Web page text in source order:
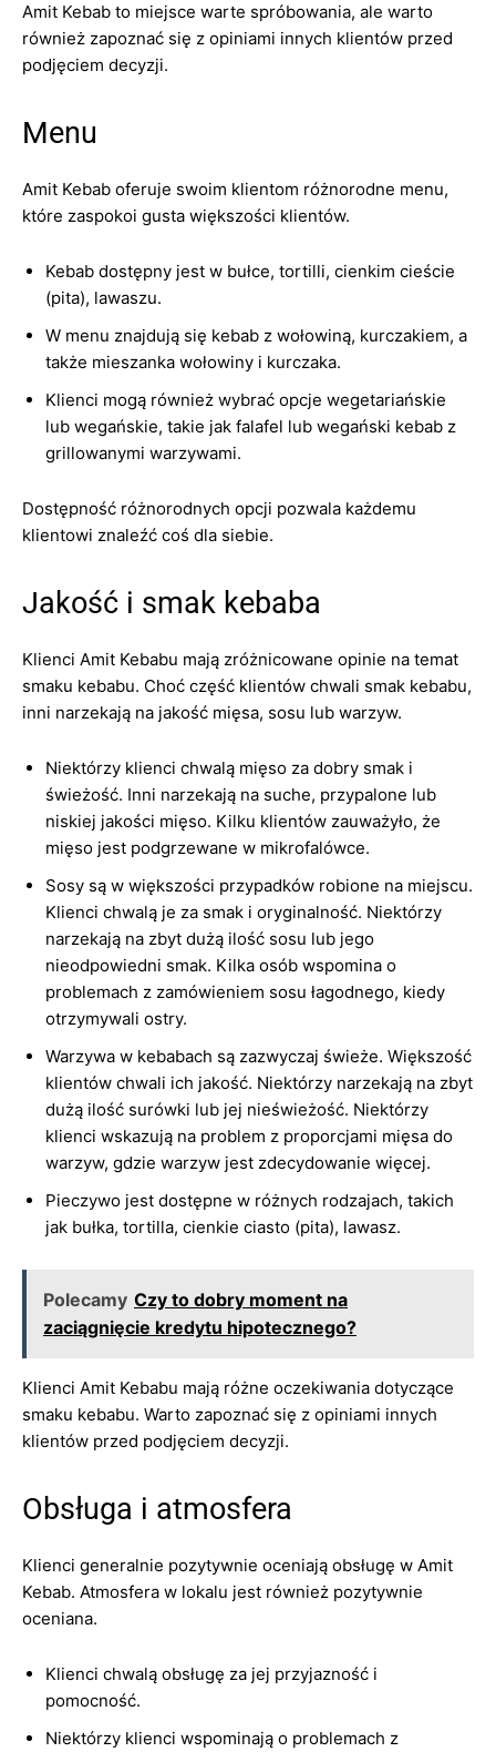
Amit Kebab to miejsce warte spróbowania, ale warto
również zapoznać się z opiniami innych klientów przed
podjęciem decyzji.
Menu
Amit Kebab oferuje swoim klientom różnorodne menu,
które zaspokoi gusta większości klientów.
Kebab dostępny jest w bułce, tortilli, cienkim cieście
(pita), lawaszu.
W menu znajdują się kebab z wołowiną, kurczakiem, a
także mieszanka wołowiny i kurczaka.
Klienci mogą również wybrać opcje wegetariańskie
lub wegańskie, takie jak falafel lub wegański kebab z
grillowanymi warzywami.
Dostępność różnorodnych opcji pozwala każdemu
klientowi znaleźć coś dla siebie.
Jakość i smak kebaba
Klienci Amit Kebabu mają zróżnicowane opinie na temat
smaku kebabu. Choć część klientów chwali smak kebabu,
inni narzekają na jakość mięsa, sosu lub warzyw.
Niektórzy klienci chwalą mięso za dobry smak i
świeżość. Inni narzekają na suche, przypalone lub
niskiej jakości mięso. Kilku klientów zauważyło, że
mięso jest podgrzewane w mikrofalówce.
Sosy są w większości przypadków robione na miejscu.
Klienci chwalą je za smak i oryginalność. Niektórzy
narzekają na zbyt dużą ilość sosu lub jego
nieodpowiedni smak. Kilka osób wspomina o
problemach z zamówieniem sosu łagodnego, kiedy
otrzymywali ostry.
Warzywa w kebabach są zazwyczaj świeże. Większość
klientów chwali ich jakość. Niektórzy narzekają na zbyt
dużą ilość surówki lub jej nieświeżość. Niektórzy
klienci wskazują na problem z proporcjami mięsa do
warzyw, gdzie warzyw jest zdecydowanie więcej.
Pieczywo jest dostępne w różnych rodzajach, takich
jak bułka, tortilla, cienkie ciasto (pita), lawasz.
Polecamy Czy to dobry moment na
zaciągnięcie kredytu hipotecznego?
Klienci Amit Kebabu mają różne oczekiwania dotyczące
smaku kebabu. Warto zapoznać się z opiniami innych
klientów przed podjęciem decyzji.
Obsługa i atmosfera
Klienci generalnie pozytywnie oceniają obsługę w Amit
Kebab. Atmosfera w lokalu jest również pozytywnie
oceniana.
Klienci chwalą obsługę za jej przyjazność i
pomocność.
Niektórzy klienci wspominają o problemach z